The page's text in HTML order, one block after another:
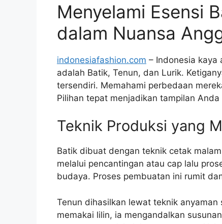
Menyelami Esensi
dalam Nuansa
indonesiafashion.com – Indonesia kaya
adalah Batik, Tenun, dan Lurik.
tersendiri. Memahami perbedaan
Pilihan tepat menjadikan tampilan
Teknik Produksi yang
Batik dibuat dengan teknik cetak
melalui pencantingan atau cap lalu
budaya. Proses pembuatan ini rumit
Tenun dihasilkan lewat teknik
memakai lilin, ia mengandalkan